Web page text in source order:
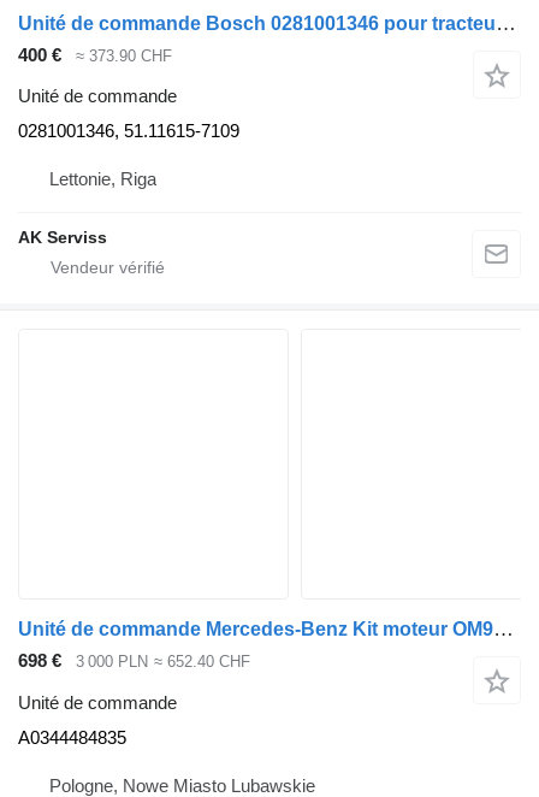
Unité de commande Bosch 0281001346 pour tracteur routier MAN F2000
400 € ≈ 373.90 CHF
Unité de commande
0281001346, 51.11615-7109
Lettonie, Riga
AK Serviss
Unité de commande Mercedes-Benz Kit moteur OM936 A0344484835 pour camion Mercedes-Benz Antos Atego
698 € 3 000 PLN ≈ 652.40 CHF
Unité de commande
A0344484835
Pologne, Nowe Miasto Lubawskie